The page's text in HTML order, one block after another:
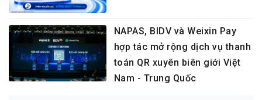
NAPAS, BIDV và Weixin Pay
hợp tác mở rộng dịch vụ thanh
toán QR xuyên biên giới Việt
Nam - Trung Quốc